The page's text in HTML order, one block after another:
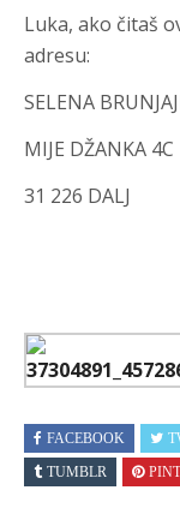
Luka, ako čitaš
adresu:
SELENA
MIJE DŽANKA 4C
31 226 DALJ
FACEBOOK
TUMBLR